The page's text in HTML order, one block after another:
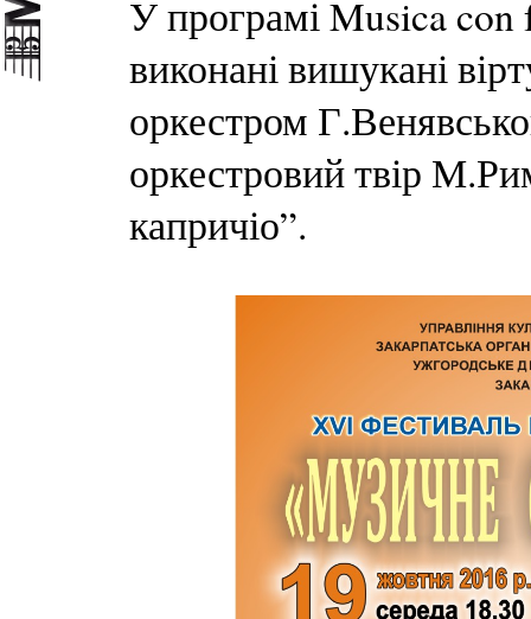
У програмі Musica
виконані вишукані
оркестром
оркестровий твір
капричіо”.